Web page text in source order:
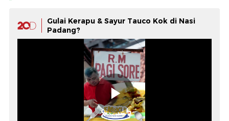
Gulai Kerapu & Sayur Tauco Kok di Nasi
Padang?